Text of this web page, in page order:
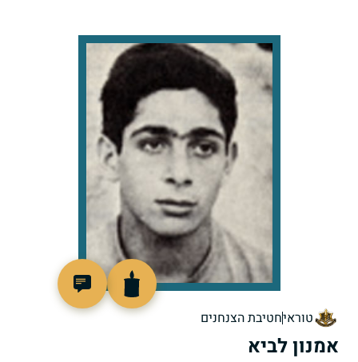
טוראיחטיבת הצנחנים
אמנון לביא